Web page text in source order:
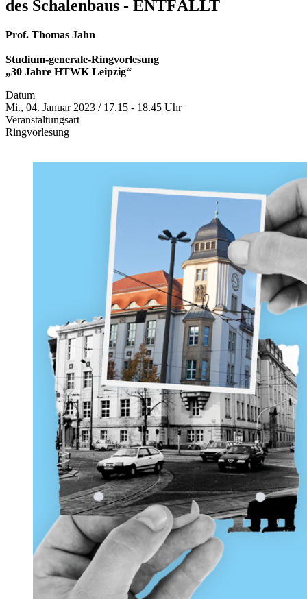
des Schalenbaus - ENTFÄLLT
Prof. Thomas Jahn
Studium-generale-Ringvorlesung
„30 Jahre HTWK Leipzig“
Datum
Mi., 04. Januar 2023 / 17.15 - 18.45 Uhr
Veranstaltungsart
Ringvorlesung